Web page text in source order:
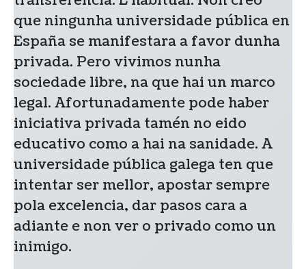
que ningunha universidade pública en
España se manifestara a favor dunha
privada. Pero vivimos nunha
sociedade libre, na que hai un marco
legal. Afortunadamente pode haber
iniciativa privada tamén no eido
educativo como a hai na sanidade. A
universidade pública galega ten que
intentar ser mellor, apostar sempre
pola excelencia, dar pasos cara a
adiante e non ver o privado como un
inimigo.